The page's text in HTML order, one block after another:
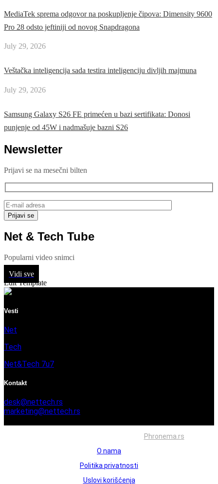
MediaTek sprema odgovor na poskupljenje čipova: Dimensity 9600
Pro 28 odsto jeftiniji od novog Snapdragona
July 29, 2026
Veštačka inteligencija sada testira inteligenciju divljih majmuna
July 29, 2026
Samsung Galaxy S26 FE primećen u bazi sertifikata: Donosi
punjenje od 45W i nadmašuje bazni S26
Newsletter
Prijavi se na mesečni bilten
Net & Tech Tube
Popularni video snimci
Vidi sve
Edit Template
Vesti
Net
Tech
Net&Tech 7u7
Kontakt
desk@nettech.rs
marketing@nettech.rs
Phronema.rs
O nama
Politika privatnosti
Uslovi korišćenja